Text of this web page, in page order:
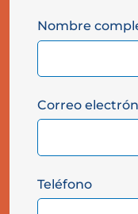
Nombre
Correo
Teléfono